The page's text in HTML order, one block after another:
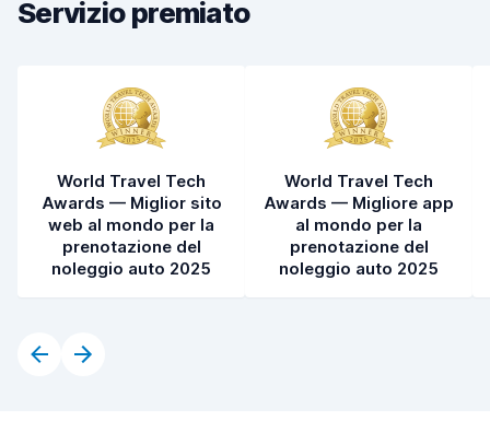
Servizio premiato
World Travel Tech
Awards — Miglior sito
web al mondo per la
prenotazione del
noleggio auto 2025
World Travel Tech
Awards — Migliore app
al mondo per la
prenotazione del
noleggio auto 2025